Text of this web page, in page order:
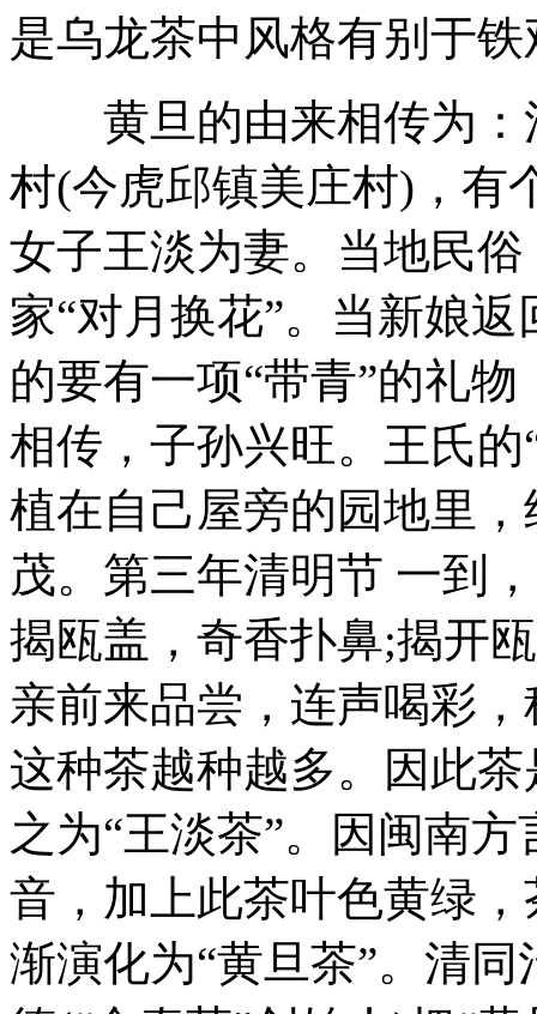
是乌龙茶中风格有别于
黄旦的由来相传为：
村(今虎邱镇美庄村)，有
女子王淡为妻。当地民
家“对月换花”。当新娘
的要有一项“带青”的礼
相传，子孙兴旺。王氏
植在自己屋旁的园地里
茂。第三年清明节 一到
揭瓯盖，奇香扑鼻;揭开
亲前来品尝，连声喝彩
这种茶越种越多。因此
之为“王淡茶”。因闽南方
音，加上此茶叶色黄绿
渐演化为“黄旦茶”。清